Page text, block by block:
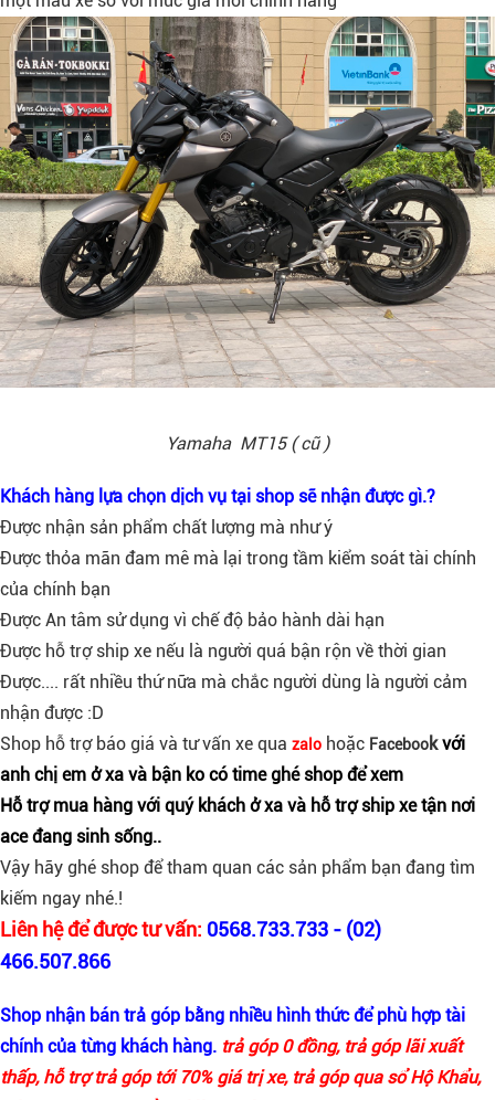
Yamaha MT15 ( cũ )
Khách hàng lựa chọn dịch vụ tại shop sẽ nhận được gì.?
Được nhận sản phẩm chất lượng mà như ý
Được thỏa mãn đam mê mà lại trong tầm kiểm soát tài chính
của chính bạn
Được An tâm sử dụng vì chế độ bảo hành dài hạn
Được hỗ trợ ship xe nếu là người quá bận rộn về thời gian
Được.... rất nhiều thứ nữa mà chắc người dùng là người cảm
nhận được :D
Shop hỗ trợ báo giá và tư vấn xe qua zalo hoặc Facebook với
anh chị em ở xa và bận ko có time ghé shop để xem
Hỗ trợ mua hàng với quý khách ở xa và hỗ trợ ship xe tận nơi
ace đang sinh sống..
Vậy hãy ghé shop để tham quan các sản phẩm bạn đang tìm
kiếm ngay nhé.!
Liên hệ để được tư vấn: 0568.733.733 - (02)
466.507.866
Shop nhận bán trả góp bằng nhiều hình thức để phù hợp tài
chính của từng khách hàng. trả góp 0 đồng, trả góp lãi xuất
thấp, hỗ trợ trả góp tới 70% giá trị xe, trả góp qua sổ Hộ Khẩu,